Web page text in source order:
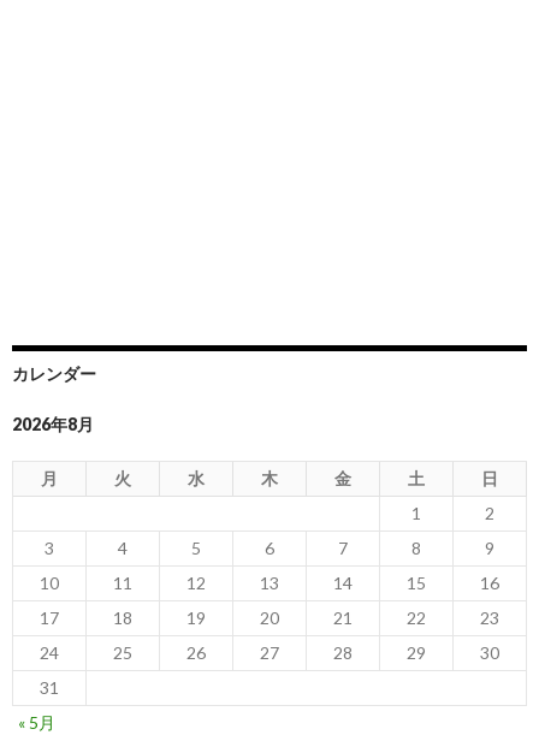
カレンダー
2026年8月
月 火 水 木 金 土
日
1
2
3
4 5 6 7 8
9
10
11 12 13 14 15
16
17
18 19 20 21 22
23
24
25 26 27 28 29
30
31
« 5月